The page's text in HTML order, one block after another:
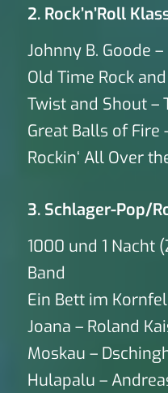
2. Rock’n’Roll
Johnny B. Goode
Old Time Rock
Twist and Shout –
Great Balls of Fire
Rockin‘ All Over
3. Schlager-Pop/
1000 und 1 Nacht
Band
Ein Bett im
Joana – Roland
Moskau –
Hulapalu –